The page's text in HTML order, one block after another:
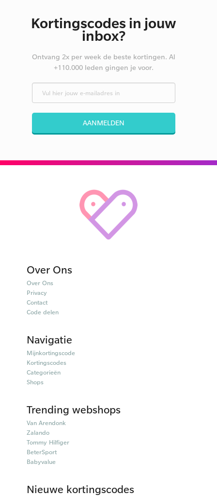
Kortingscodes in jouw
inbox?
Ontvang 2x per week de beste kortingen. Al
+110.000 leden gingen je voor.
AANMELDEN
Over Ons
Over Ons
Privacy
Contact
Code delen
Navigatie
Mijnkortingscode
Kortingscodes
Categorieën
Shops
Trending webshops
Van Arendonk
Zalando
Tommy Hilfiger
BeterSport
Babyvalue
Nieuwe kortingscodes